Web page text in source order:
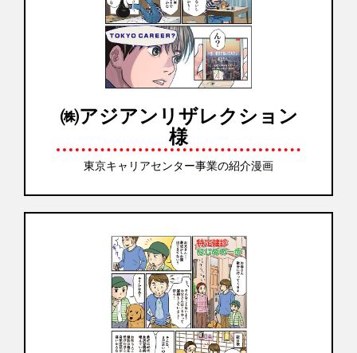
㈱アジアンリザレクション
様
東京キャリアセンター事業の紹介漫画